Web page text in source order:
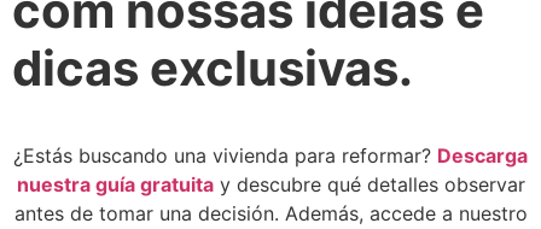
dicas exclusivas.
¿Estás buscando una vivienda para reformar? Descarga
nuestra guía gratuitay descubre qué detalles observar
antes de tomar una decisión. Además, accede a nuestro
Esses cookies
não são
opcionais. Eles
são
funcionamento
do site.